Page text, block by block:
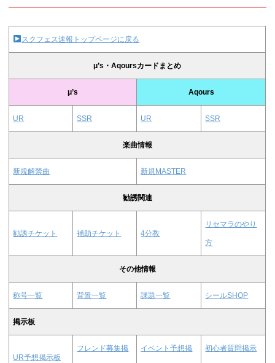
スクフェス速報トップページに戻る
μ’s・Aqoursカードまとめ
μ’s Aqours
UR SSR UR SSR
楽曲情報
新規解禁曲 新規MASTER
勧誘関連
勧誘チケット 補助チケット 4分教
リセマラのやり
方
その他情報
称号一覧 背景一覧 課題一覧 シールSHOP
掲示板
UR予想掲示板
フレンド募集掲 イベント予想掲 初心者質問掲示